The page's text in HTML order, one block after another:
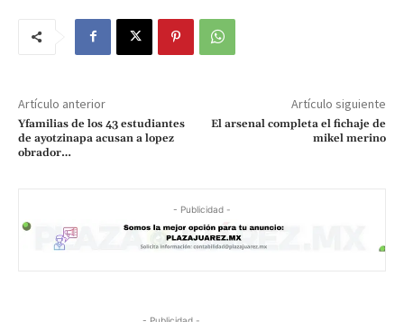
Artículo anterior
Yfamilias de los 43 estudiantes
de ayotzinapa acusan a lopez
obrador…
Artículo siguiente
El arsenal completa el fichaje de
mikel merino
- Publicidad -